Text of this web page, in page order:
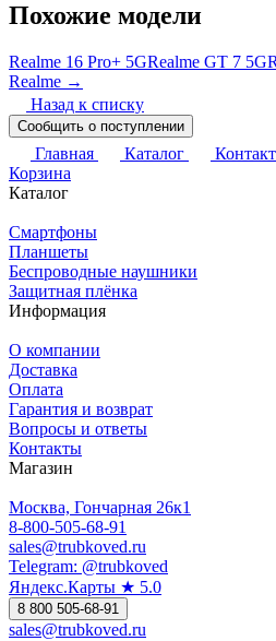
Похожие модели
Realme 16 Pro+ 5GRealme GT 7 5G
Realme →
Назад к списку
Сообщить о поступлении
Главная Каталог
Корзина
Каталог
Смартфоны
Планшеты
Беспроводные наушники
Защитная плёнка
Информация
О компании
Доставка
Оплата
Гарантия и возврат
Вопросы и ответы
Контакты
Магазин
Москва, Гончарная 26к1
8-800-505-68-91
sales@trubkoved.ru
Telegram: @trubkoved
Яндекс.Карты ★ 5.0
8 800 505-68-91
sales@trubkoved.ru